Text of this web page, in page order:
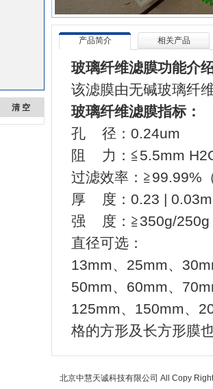
清 空
产品简介 相关产品
玻璃纤维滤膜功能介
该滤膜由无碱玻璃纤
玻璃纤维滤膜指标：
孔 径：0.24um
阻 力：≦5.5mm
过滤效率：≧99.99%
厚 度：0.23 |
强 度：≧350g/250g
直径可选：
13mm、25mm、
50mm、60mm、
125mm、150mm、
格的方形及长方形膜
北京中慧天诚科技有限公司 All Copy